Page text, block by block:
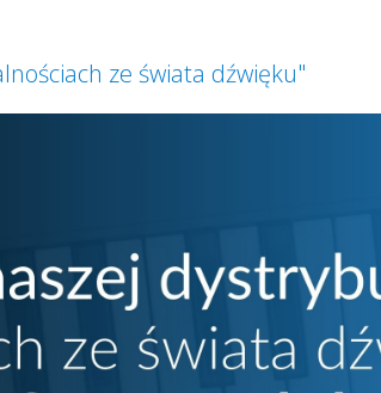
ze świata dźwięku"